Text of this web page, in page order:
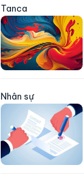
Tanca
Nhân sự